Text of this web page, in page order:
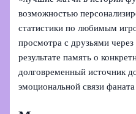
возможностью
статистики по любимым
просмотра с друзьями
результате память о
долговременный источник
эмоциональной связи